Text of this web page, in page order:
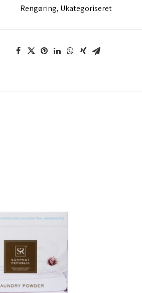
Rengøring, Ukategoriseret